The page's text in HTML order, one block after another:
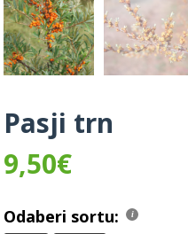
Pasji trn
9,50€
Odaberi sortu: